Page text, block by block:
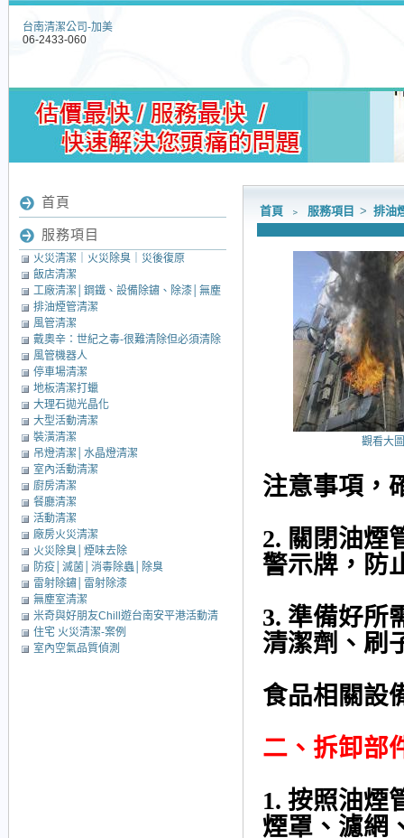
台南清潔公司-加美
06-2433-060
首頁 ﹥ 服務項目 > 排油
觀看大
注意事項，
2. 關閉油煙
警示牌，防
3. 準備好所
清潔劑、刷
食品相關設
二、拆卸部
1. 按照油煙
煙罩、濾網
首頁
服務項目
火災清潔｜火災除臭｜災後復原
飯店清潔
工廠清潔│鋼鐵、設備除鏽、除漆│無塵
室清潔│中央廚房清潔
排油煙管清潔
風管清潔
戴奧辛：世紀之毒-很難清除但必須清除
的毒素
風管機器人
停車場清潔
地板清潔打蠟
大理石拋光晶化
大型活動清潔
裝潢清潔
吊燈清潔│水晶燈清潔
室內活動清潔
廚房清潔
餐廳清潔
活動清潔
廠房火災清潔
火災除臭│煙味去除
防疫│滅菌│消毒除蟲│除臭
雷射除鏽│雷射除漆
無塵室清潔
米奇與好朋友Chill遊台南安平港活動清
潔
住宅 火災清潔-案例
室內空氣品質偵測